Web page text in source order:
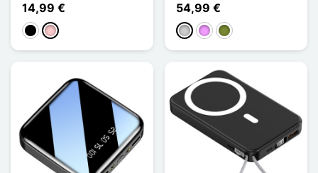
14,99 €
NegroRosa
54,99 €
PlataMorado claro
Caqui